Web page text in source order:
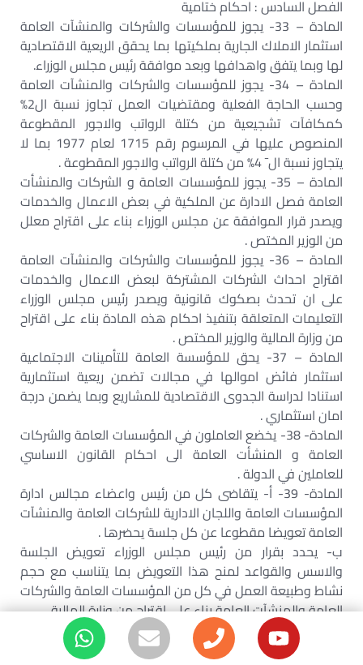
الفصل السادس : احكام ختامية‏
المادة – 33- يجوز للمؤسسات والشركات والمنشآت العامة
استثمار الاملاك الجارية بملكيتها بما يحقق الريعية الاقتصادية
لها وبما يتفق واهدافها وبعد موافقة رئيس مجلس الوزراء.‏
المادة – 34- يجوز للمؤسسات والشركات والمنشآت العامة
وحسب الحاجة الفعلية ومقتضيات العمل تجاوز نسبة ال2%
كمكافآت تشجيعية من كتلة الرواتب والاجور المقطوعة
المنصوص عليها في المرسوم رقم 1715 لعام 1977 بما لا
يتجاوز نسبة ال¯ 4% من كتلة الرواتب والاجور المقطوعة .‏
المادة – 35- يجوز للمؤسسات العامة و الشركات والمنشأت
العامة فصل الادارة عن الملكية في بعض الاعمال والخدمات
ويصدر قرار الموافقة عن مجلس الوزراء بناء على اقتراح معلل
من الوزير المختص .‏
المادة – 36- يجوز للمؤسسات والشركات والمنشآت العامة
اقتراح احداث الشركات المشتركة لبعض الاعمال والخدمات
على ان تحدث بصكوك قانونية ويصدر رئيس مجلس الوزراء
التعليمات المتعلقة بتنفيذ احكام هذه المادة بناء على اقتراح
من وزارة المالية والوزير المختص .‏
المادة – 37- يحق للمؤسسة العامة للتأمينات الاجتماعية
استثمار فائض اموالها في مجالات تضمن ريعية استثمارية
استنادا لدراسة الجدوى الاقتصادية للمشاريع وبما يضمن درجة
امان استثماري .‏
المادة- 38- يخضع العاملون في المؤسسات العامة والشركات
العامة و المنشأت العامة الى احكام القانون الاساسي
للعاملين في الدولة .‏
المادة- 39- أ- يتقاضى كل من رئيس واعضاء مجالس ادارة
المؤسسات العامة واللجان الادارية للشركات العامة والمنشآت
العامة تعويضا مقطوعا عن كل جلسة يحضرها .‏
ب- يحدد بقرار من رئيس مجلس الوزراء تعويض الجلسة
والاسس والقواعد لمنح هذا التعويض بما يتناسب مع حجم
نشاط وطبيعة العمل في كل من المؤسسات العامة والشركات
العامة والمنشآت العامة بناء على اقتراح من وزارة المالية.‏
ج ¯ لا يجوز ان يتجاوز مجموع ما يتقاضاه اي عضو من اعضاء
مجلس الادارة او اللجنة الادارية الحكميين لقاء حضوره جلسات